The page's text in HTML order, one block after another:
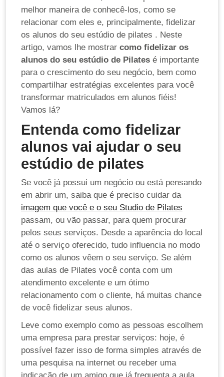
melhor maneira de conhecê-los, como se
relacionar com eles e, principalmente, fidelizar
os alunos do seu estúdio de pilates . Neste
artigo, vamos lhe mostrar como fidelizar os
alunos do seu estúdio de Pilates é importante
para o crescimento do seu negócio, bem como
compartilhar estratégias excelentes para você
transformar matriculados em alunos fiéis!
Vamos lá?
Entenda como fidelizar
alunos vai ajudar o seu
estúdio de pilates
Se você já possui um negócio ou está pensando
em abrir um, saiba que é preciso cuidar da
imagem que você e o seu Studio de Pilates
passam, ou vão passar, para quem procurar
pelos seus serviços. Desde a aparência do local
até o serviço oferecido, tudo influencia no modo
como os alunos vêem o seu serviço. Se além
das aulas de Pilates você conta com um
atendimento excelente e um ótimo
relacionamento com o cliente, há muitas chance
de você fidelizar seus alunos.
Leve como exemplo como as pessoas escolhem
uma empresa para prestar serviços: hoje, é
possível fazer isso de forma simples através de
uma pesquisa na internet ou receber uma